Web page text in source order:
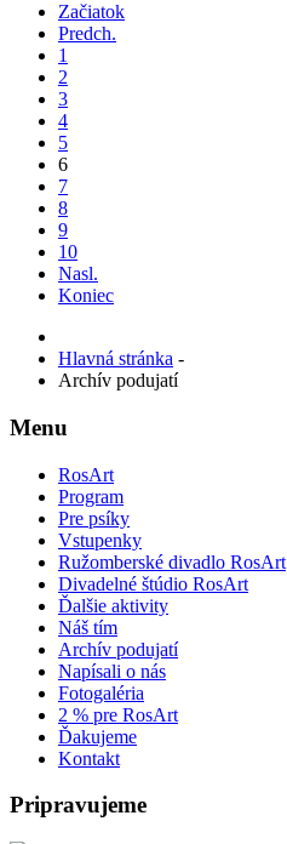
Začiatok
Predch.
1
2
3
4
5
6
7
8
9
10
Nasl.
Koniec
Hlavná stránka -
Archív podujatí
Menu
RosArt
Program
Pre psíky
Vstupenky
Ružomberské divadlo RosArt
Divadelné štúdio RosArt
Ďalšie aktivity
Náš tím
Archív podujatí
Napísali o nás
Fotogaléria
2 % pre RosArt
Ďakujeme
Kontakt
Pripravujeme